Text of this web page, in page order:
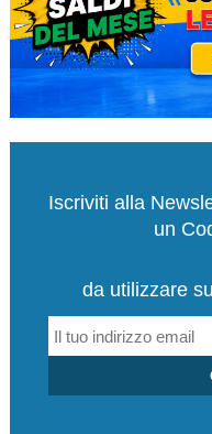
Iscriviti alla
un
da utilizzare